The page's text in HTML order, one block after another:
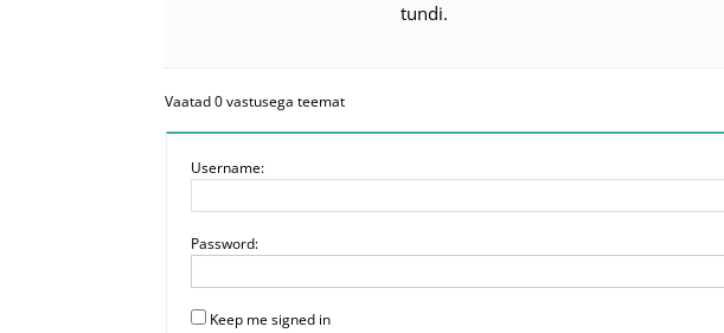
tundi.
Vaatad 0 vastusega teemat
Username:
Password:
Keep me signed in